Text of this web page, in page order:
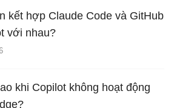
kết hợp Claude Code và GitHub
với nhau?
khi Copilot không hoạt động